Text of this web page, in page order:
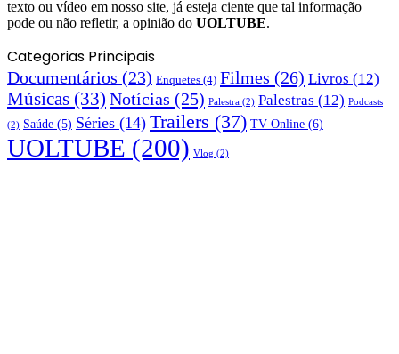
texto ou vídeo em nosso site, já esteja ciente que tal informação
pode ou não refletir, a opinião do UOLTUBE.
Categorias Principais
Documentários (23) Enquetes (4) Filmes (26) Livros (12)
Músicas (33) Notícias (25) Palestra (2) Palestras (12) Podcasts
(2) Saúde (5) Séries (14) Trailers (37) TV Online (6)
UOLTUBE (200) Vlog (2)